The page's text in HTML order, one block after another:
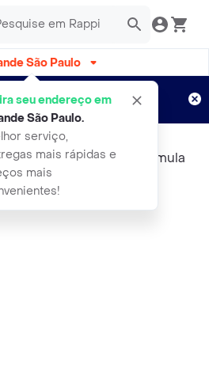
São Paulo
seu endereço em
São Paulo.
serviço,
mais rápidas e
mais
por 15 dias!
Aplicam T&C